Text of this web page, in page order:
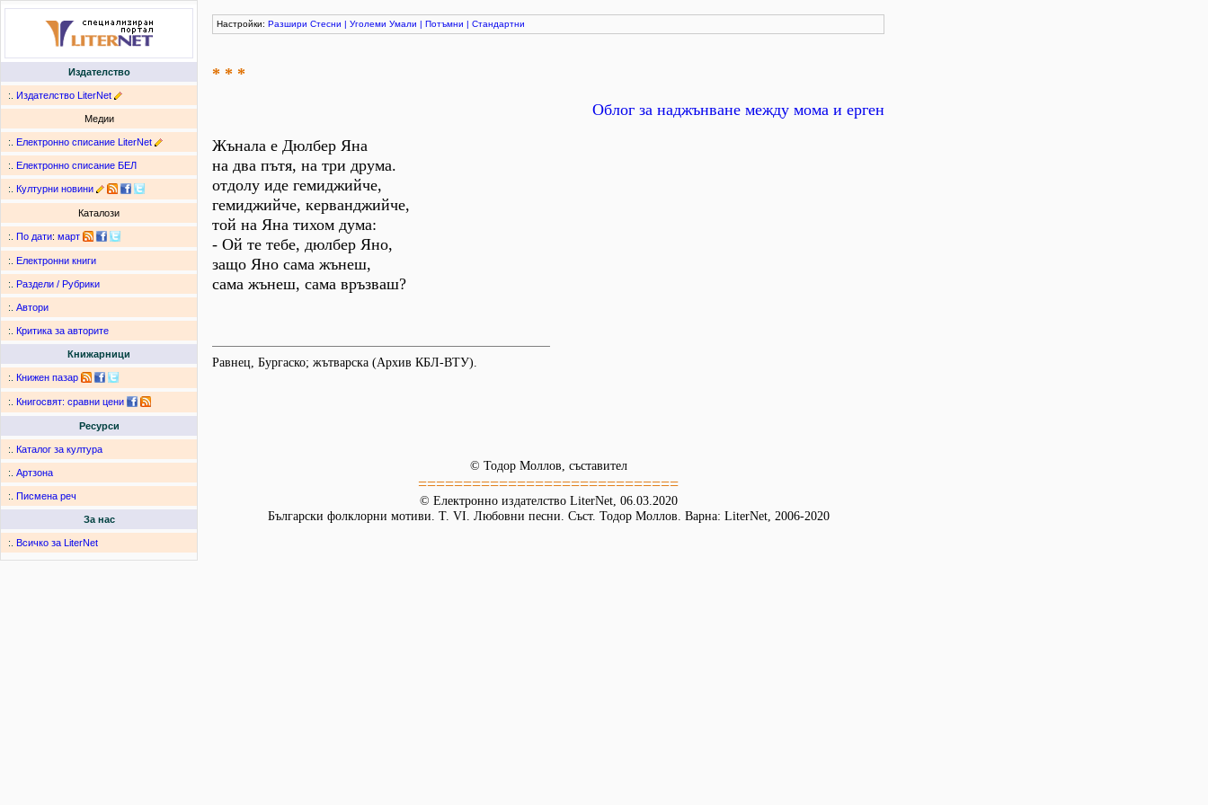
Издателство
:. Издателство LiterNet
Медии
:. Електронно списание LiterNet
:. Електронно списание БЕЛ
:. Културни новини
Каталози
:. По дати: март
:. Електронни книги
:. Раздели / Рубрики
:. Автори
:. Критика за авторите
Книжарници
:. Книжен пазар
:. Книгосвят: сравни цени
Ресурси
:. Каталог за култура
:. Артзона
:. Писмена реч
За нас
:. Всичко за LiterNet
Настройки: Разшири Стесни | Уголеми Умали | Потъмни | Стандартни
* * *
Облог за наджънване между мома и ерген
Жънала е Дюлбер Яна
на два пътя, на три друма.
отдолу иде гемиджийче,
гемиджийче, керванджийче,
той на Яна тихом дума:
- Ой те тебе, дюлбер Яно,
защо Яно сама жънеш,
сама жънеш, сама връзваш?
Равнец, Бургаско; жътварска (Архив КБЛ-ВТУ).
© Тодор Моллов, съставител
=============================
© Електронно издателство LiterNet, 06.03.2020
Български фолклорни мотиви. Т. VI. Любовни песни. Съст. Тодор Моллов. Варна: LiterNet, 2006-2020